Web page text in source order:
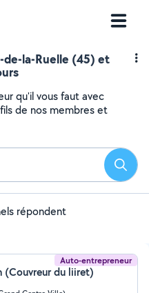
de-la-Ruelle (45) et
qu'il vous faut avec
de nos membres et
répondent
Auto-entrepreneur
(Couvreur du liiret)